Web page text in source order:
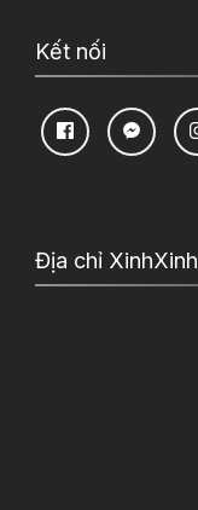
Kết nối
Địa chỉ XinhXinh